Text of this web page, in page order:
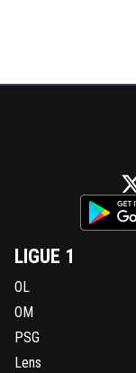
LIGUE 1
OL
OM
PSG
Lens